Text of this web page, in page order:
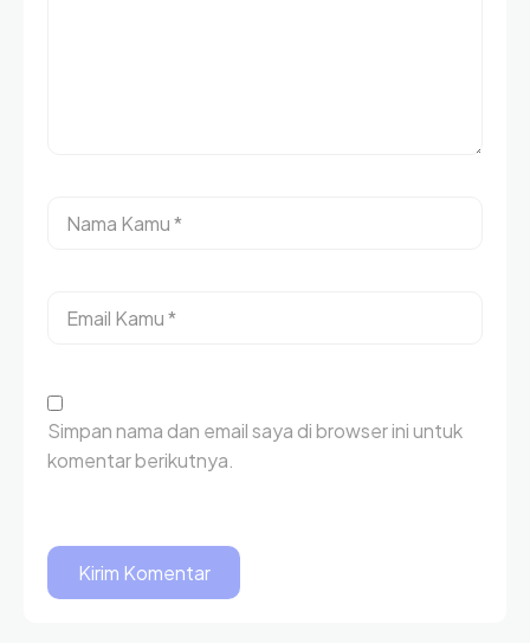
Simpan nama dan email saya di browser ini untuk
komentar berikutnya.